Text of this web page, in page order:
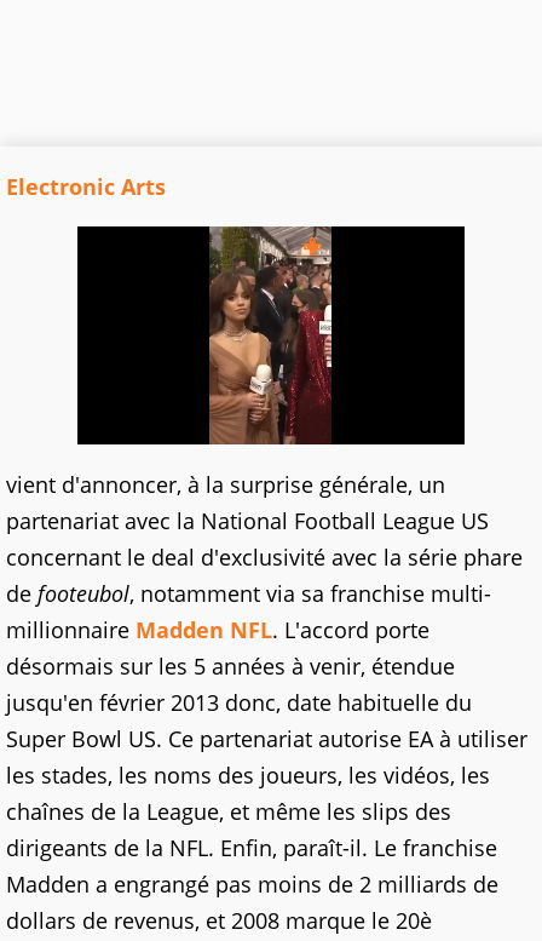
Electronic Arts
vient d'annoncer, à la surprise générale, un
partenariat avec la National Football League US
concernant le deal d'exclusivité avec la série phare
de footeubol, notamment via sa franchise multi-
millionnaire Madden NFL. L'accord porte
désormais sur les 5 années à venir, étendue
jusqu'en février 2013 donc, date habituelle du
Super Bowl US. Ce partenariat autorise EA à utiliser
les stades, les noms des joueurs, les vidéos, les
chaînes de la League, et même les slips des
dirigeants de la NFL. Enfin, paraît-il. Le franchise
Madden a engrangé pas moins de 2 milliards de
dollars de revenus, et 2008 marque le 20è